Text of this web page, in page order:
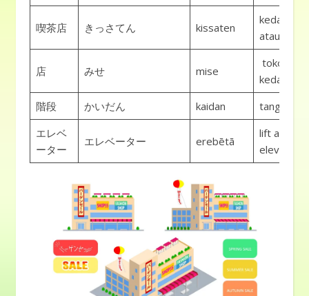
喫茶店 きっさてん kissaten
kedai kopi
atau kafe
店 みせ mise
toko atau
kedai
階段
かいだん kaidan
tangga
エレベ
ーター
エレベーター erebētā
lift atau
elevator